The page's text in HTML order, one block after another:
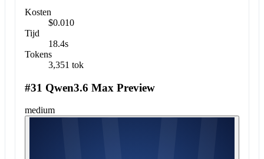
Kosten
$0.010
Tijd
18.4s
Tokens
3,351 tok
#31 Qwen3.6 Max Preview
medium